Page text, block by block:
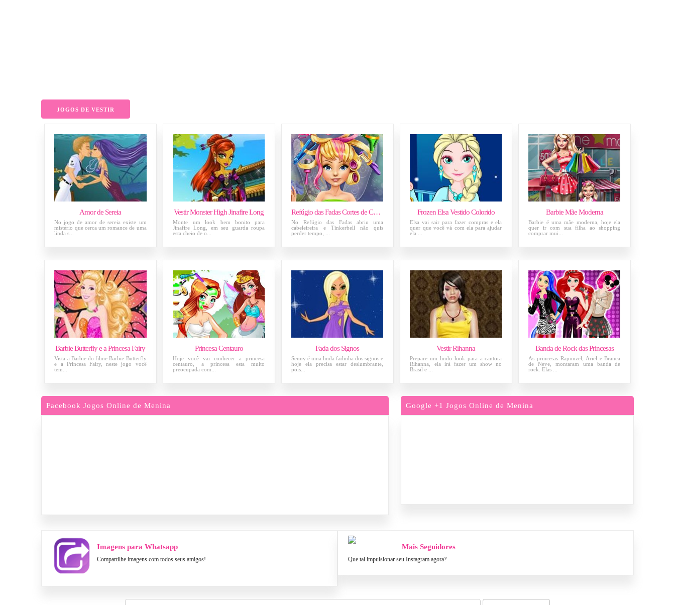
JOGOS DE VESTIR
Amor de Sereia
No jogo de amor de sereia existe um
mistério que cerca um romance de uma
linda s...
Vestir Monster High Jinafire Long
Monte um look bem bonito para
Jinafire Long, em seu guarda roupa
esta cheio de o...
Refúgio das Fadas Cortes de Cabelo
No Refúgio das Fadas abriu uma
cabeleireira e Tinkerbell não quis
perder tempo, ...
Frozen Elsa Vestido Colorido
Elsa vai sair para fazer compras e ela
quer que você vá com ela para ajudar
ela ...
Barbie Mãe Moderna
Barbie é uma mãe moderna, hoje ela
quer ir com sua filha ao shopping
comprar mui...
Barbie Butterfly e a Princesa Fairy
Vista a Barbie do filme Barbie Butterfly
e a Princesa Fairy, neste jogo você
tem...
Princesa Centauro
Hoje você vai conhecer a princesa
centauro, a princesa esta muito
preocupada com...
Fada dos Signos
Senny é uma linda fadinha dos signos e
hoje ela precisa estar deslumbrante,
pois...
Vestir Rihanna
Prepare um lindo look para a cantora
Rihanna, ela irá fazer um show no
Brasil e ...
Banda de Rock das Princesas
As princesas Rapunzel, Ariel e Branca
de Neve, montaram uma banda de
rock. Elas ...
Facebook Jogos Online de Menina Google +1 Jogos Online de Menina
Imagens para Whatsapp
Compartilhe imagens com todos seus amigos!
Mais Seguidores
Que tal impulsionar seu Instagram agora?